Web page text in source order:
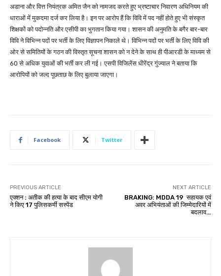
अडाना और वित्त नियंत्रक अमित जैन को नामजद करते हुए भ्रष्टाचार निवारण अधिनियम की
धाराओं में मुकदमा दर्ज कर लिया है। इन पर आरोप हैं कि विवि में पद नहीं होते हुए भी संस्कृत
शिक्षकों को पदोन्नति और एसीपी का भुगतान किया गया। शासन की अनुमति के बगैर बार-बार
विवि ने विभिन्न पदों पर भर्ती के लिए विज्ञापन निकाले थे। विभिन्न पदों पर भर्ती के लिए विवि की
ओर से समितियों के गठन की विस्तृत सूचना शासन को न देने के साथ ही पीआरडी के माध्यम से
60 से अधिक युवाओं की भर्ती कर ली गई। एसपी विजिलेंस धीरेंद्र गुंज्याल ने बताया कि
आरोपियों को जल्द पूछताछ के लिए बुलाया जाएगा।
Facebook Twitter
PREVIOUS ARTICLE
एक्शन : अतीक की हत्या के बाद सीएम योगी
ने किए 17 पुलिसकर्मी सस्पेंड
NEXT ARTICLE
BRAKING: MDDA 19 सहायक एवं
अवर अभियंताओं की जिम्मेदारियों में
बदलाव…